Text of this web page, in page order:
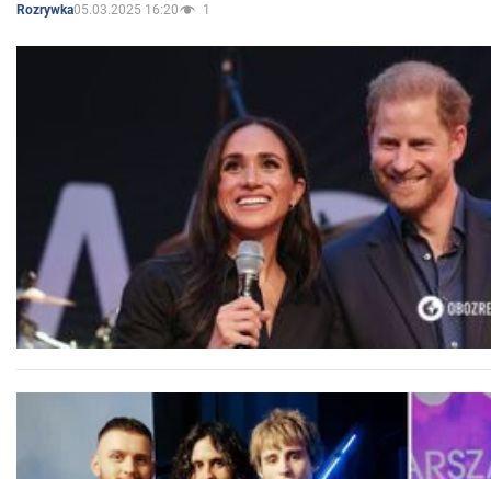
Rozrywka05.03.2025 16:20 1